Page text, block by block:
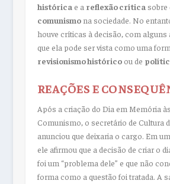
histórica e a reflexão crítica sobre
comunismona sociedade. No
houve críticas à decisão, com
que ela pode ser vista como uma
revisionismo históricoou de
REAÇÕES E
Após a criação do Dia em Memória
Comunismo, o secretário de Cultura
anunciou que deixaria o cargo. Em
ele afirmou que a decisão de criar o
foi um “problema dele” e que não
forma como a questão foi tratada. A